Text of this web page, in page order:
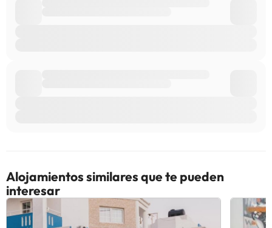
Alojamientos similares que te pueden
interesar